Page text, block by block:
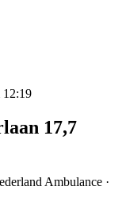
12:19
17,7
Ambulance ·